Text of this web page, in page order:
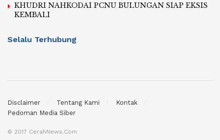
KHUDRI NAHKODAI PCNU BULUNGAN SIAP EKSIS
KEMBALI
Selalu Terhubung
Disclaimer Tentang Kami
Kontak
Pedoman Media Siber
© 2017 CerahNews.Com